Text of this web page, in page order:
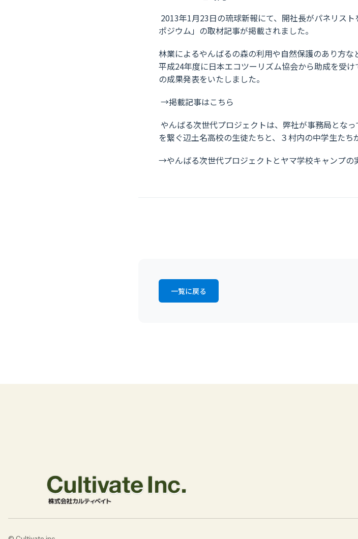
2013年1月23日の琉球新報にて、開社長がパネリス
ポジウム」の取材記事が掲載されました。
林業によるやんばるの森の利用や自然保護のあり方
平成24年度に日本エコツーリズム協会から助成を受
の成果発表をいたしました。
→掲載記事はこちら
やんばる次世代プロジェクトは、弊社が事務局とな
を繋ぐ辺土名高校の生徒たちと、３村内の中学生たち
→やんばる次世代プロジェクトとヤマ学校キャンプの
一覧に戻る